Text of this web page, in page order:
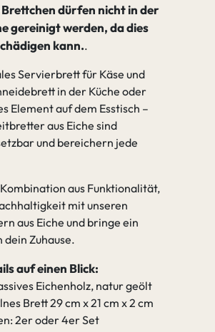
dürfen nicht in der
gereinigt werden, da dies
kann.
Servierbrett für Käse und
in der Küche oder
Element auf dem Esstisch –
aus Eiche sind
und bereichern jede
aus Funktionalität,
mit unseren
aus Eiche und bringe ein
dein Zuhause.
auf einen Blick:
Eichenholz, natur geölt
Brett 29 cm x 21 cm x 2 cm
2er oder 4er Set